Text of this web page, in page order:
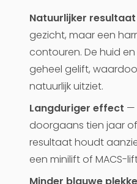
Natuurlijker resultaat
gezicht, maar een
contouren. De huid en
geheel gelift,
natuurlijk uitziet.
Langduriger effect —
doorgaans tien jaar
resultaat houdt
een minilift of MACS-